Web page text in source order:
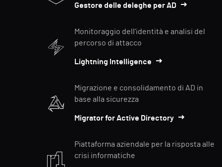
Gestore delle deleghe per AD
Monitoraggio dell'identità e analisi del
percorso di attacco
Lightning Intelligence
Migrazione e consolidamento di AD in
base alla sicurezza
Migrator for Active Directory
Piattaforma aziendale per la risposta alle
crisi informatiche